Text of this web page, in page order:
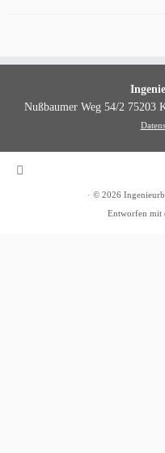
Nußbaumer Weg 54/2 75203
· © 2026
Entworfen mit